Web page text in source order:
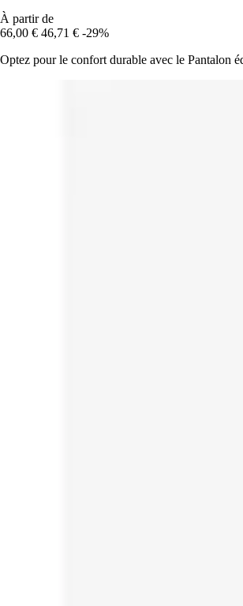
À partir de
66,00 € 46,71 € -29%
Optez pour le confort durable avec le Pantalon